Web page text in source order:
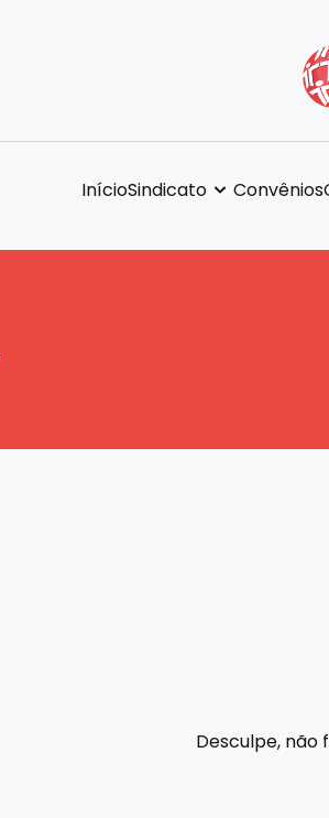
InícioSindicato Convênios
Desculpe,